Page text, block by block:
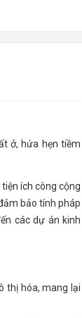
ở, hứa hẹn tiềm
ích công cộng
bảo tính pháp
các dự án kinh
thị hóa, mang lại